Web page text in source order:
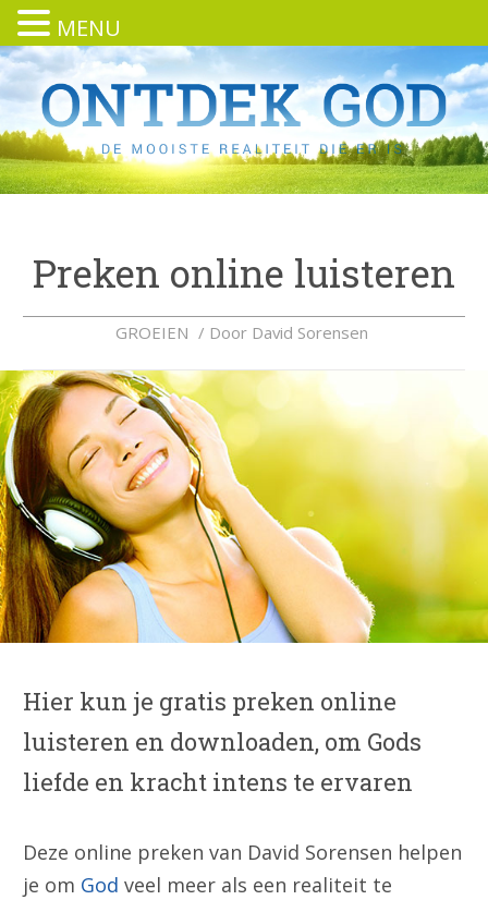
Preken online luisteren
GROEIEN / Door David Sorensen
Hier kun je gratis preken online
luisteren en downloaden, om Gods
liefde en kracht intens te ervaren
Deze online preken van David Sorensen helpen
je om God veel meer als een realiteit te
MENU